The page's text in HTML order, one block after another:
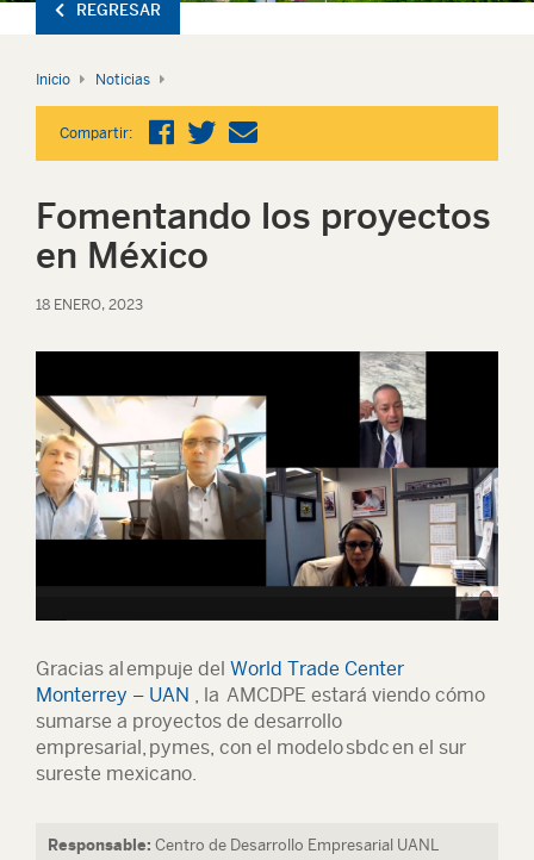
REGRESAR
Inicio Noticias
Compartir:
Fomentando los proyectos
en México
18 ENERO, 2023
Gracias al empuje del World Trade Center
Monterrey – UAN , la AMCDPE estará viendo cómo
sumarse a proyectos de desarrollo
empresarial, pymes, con el modelo sbdc en el sur
sureste mexicano.
Responsable: Centro de Desarrollo Empresarial UANL